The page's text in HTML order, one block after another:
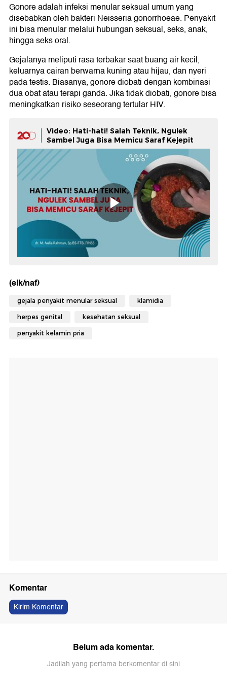
Gonore adalah infeksi menular seksual umum yang
disebabkan oleh bakteri Neisseria gonorrhoeae. Penyakit
ini bisa menular melalui hubungan seksual, seks, anak,
hingga seks oral.
Gejalanya meliputi rasa terbakar saat buang air kecil,
keluarnya cairan berwarna kuning atau hijau, dan nyeri
pada testis. Biasanya, gonore diobati dengan kombinasi
dua obat atau terapi ganda. Jika tidak diobati, gonore bisa
meningkatkan risiko seseorang tertular HIV.
Video: Hati-hati! Salah Teknik, Ngulek
Sambel Juga Bisa Memicu Saraf Kejepit
(elk/naf)
gejala penyakit menular seksual klamidia
herpes genital kesehatan seksual
penyakit kelamin pria
Komentar
Kirim Komentar
Belum ada komentar.
Jadilah yang pertama berkomentar di sini